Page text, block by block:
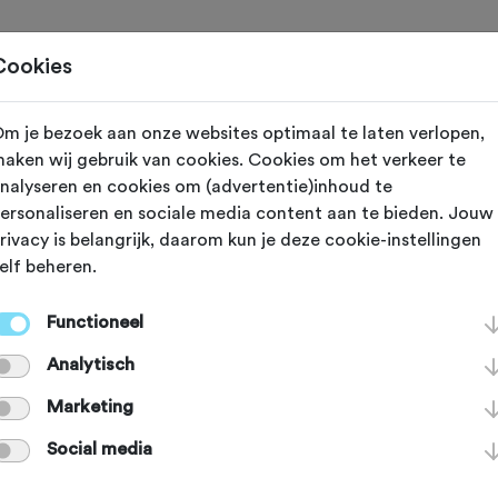
Brienz
evenveel wonderschone
Hollandse molens. De
je bezoek aan onze websites optimaal te laten verlopen,
wij gebruik van cookies. Cookies om het verkeer te
en cookies om (advertentie)inhoud te
en sociale media content aan te bieden. Jouw
is belangrijk, daarom kun je deze cookie-instellingen
beheren.
Functioneel
Analytisch
Marketing
Social media